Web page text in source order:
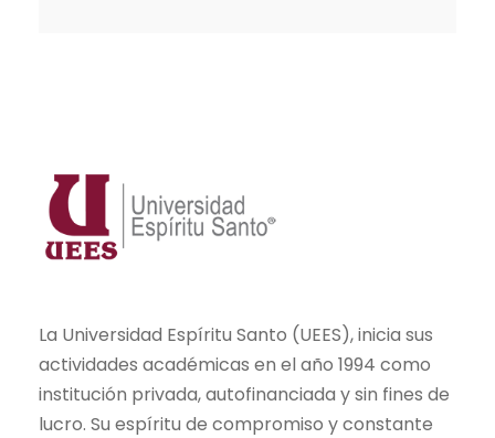
La Universidad Espíritu Santo (UEES), inicia sus
actividades académicas en el año 1994 como
institución privada, autofinanciada y sin fines de
lucro. Su espíritu de compromiso y constante